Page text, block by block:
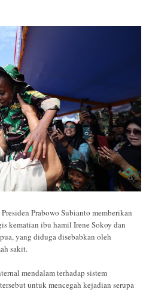
Prabowo Subianto memberikan
kematian ibu hamil Irene Sokoy dan
yang diduga disebabkan oleh
sakit.
mendalam terhadap sistem
untuk mencegah kejadian serupa